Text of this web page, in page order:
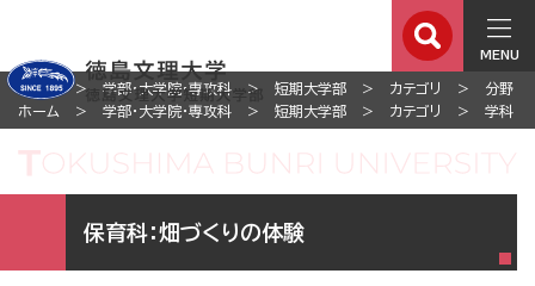
MENU
ホーム 学部・大学院・専攻科 短期大学部 カテゴリ
分野
ホーム
学部・大学院・専攻科 短期大学部 カテゴリ 学科
保育科：畑づくりの体験